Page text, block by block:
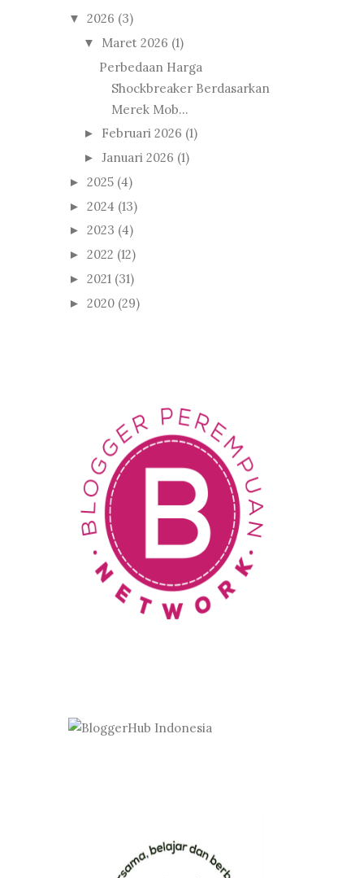
▼ 2026 (3)
▼ Maret 2026 (1)
Perbedaan Harga
Shockbreaker Berdasarkan
Merek Mob...
► Februari 2026 (1)
► Januari 2026 (1)
► 2025 (4)
► 2024 (13)
► 2023 (4)
► 2022 (12)
► 2021 (31)
► 2020 (29)